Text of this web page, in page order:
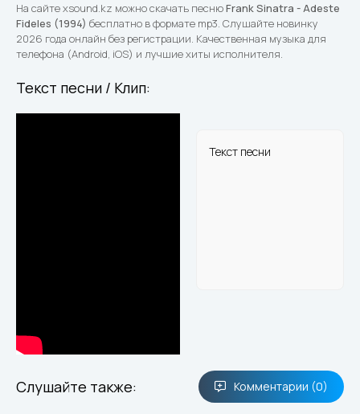
На сайте xsound.kz можно скачать песнюFrank Sinatra - Adeste
Fideles (1994) бесплатно в формате mp3. Слушайте новинку
2026 года онлайн без регистрации. Качественная музыка для
телефона (Android, iOS) и лучшие хиты исполнителя.
Текст песни / Клип:
Текст песни
Слушайте также: Комментарии (0)